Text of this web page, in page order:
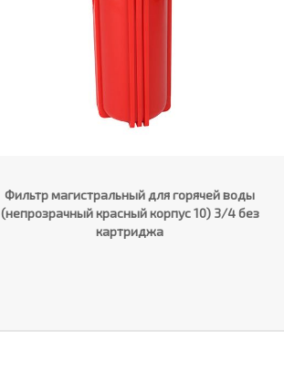
Фильтр магистральный для горячей воды
(непрозрачный красный корпус 10) 3/4 без
картриджа